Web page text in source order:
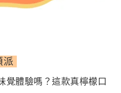
派
覺體驗嗎？這款真檸檬口